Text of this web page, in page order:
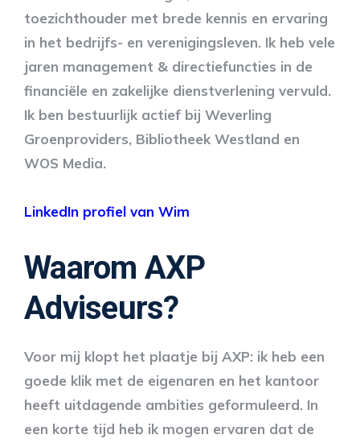
toezichthouder met brede kennis en ervaring
in het bedrijfs- en verenigingsleven. Ik heb vele
jaren management & directiefuncties in de
financiële en zakelijke dienstverlening vervuld.
Ik ben bestuurlijk actief bij Weverling
Groenproviders, Bibliotheek Westland en
WOS Media.
LinkedIn profiel van Wim
Waarom AXP
Adviseurs?
Voor mij klopt het plaatje bij AXP: ik heb een
goede klik met de eigenaren en het kantoor
heeft uitdagende ambities geformuleerd. In
een korte tijd heb ik mogen ervaren dat de